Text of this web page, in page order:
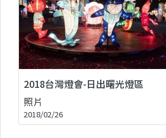
2018台灣燈會-日出曙光燈區
照片
2018/02/26